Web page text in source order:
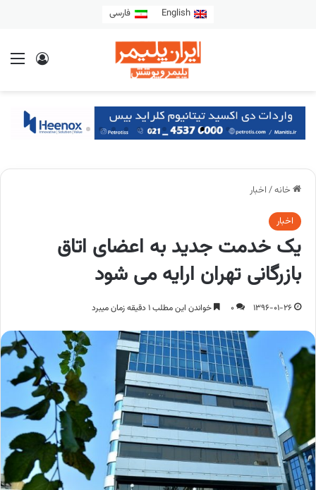
English فارسی
خانه/ اخبار
اخبار
یک خدمت جدید به اعضای اتاق
بازرگانی تهران ارایه می شود
1396-01-26
0 خواندن این مطلب 1 دقیقه زمان میبرد